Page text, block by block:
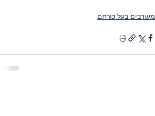
מעורבים בעל כורחם